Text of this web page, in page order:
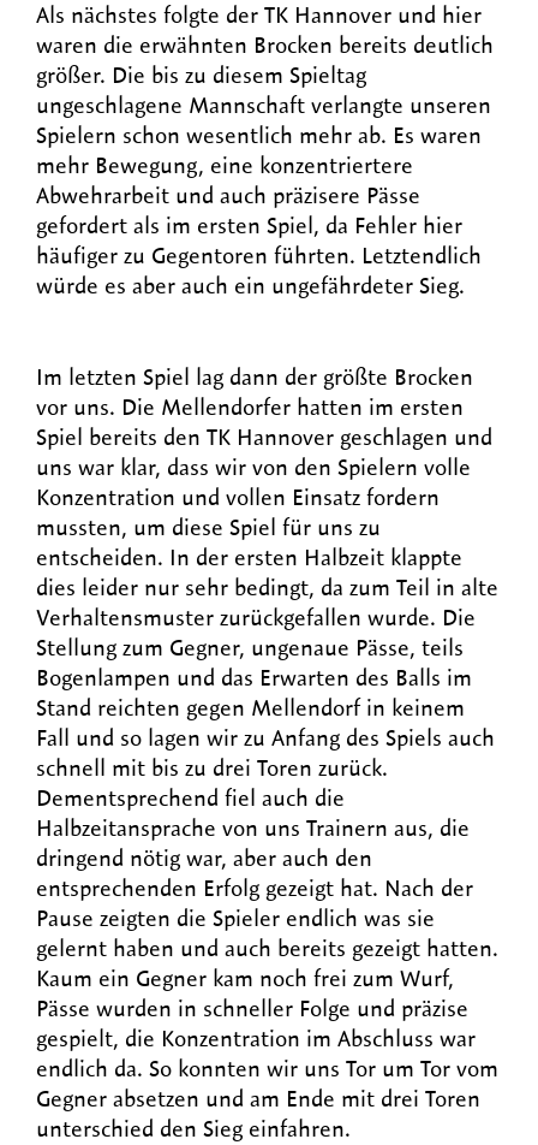
Als nächstes folgte der TK Hannover und hier
waren die erwähnten Brocken bereits deutlich
größer. Die bis zu diesem Spieltag
ungeschlagene Mannschaft verlangte unseren
Spielern schon wesentlich mehr ab. Es waren
mehr Bewegung, eine konzentriertere
Abwehrarbeit und auch präzisere Pässe
gefordert als im ersten Spiel, da Fehler hier
häufiger zu Gegentoren führten. Letztendlich
würde es aber auch ein ungefährdeter Sieg.
Im letzten Spiel lag dann der größte Brocken
vor uns. Die Mellendorfer hatten im ersten
Spiel bereits den TK Hannover geschlagen und
uns war klar, dass wir von den Spielern volle
Konzentration und vollen Einsatz fordern
mussten, um diese Spiel für uns zu
entscheiden. In der ersten Halbzeit klappte
dies leider nur sehr bedingt, da zum Teil in alte
Verhaltensmuster zurückgefallen wurde. Die
Stellung zum Gegner, ungenaue Pässe, teils
Bogenlampen und das Erwarten des Balls im
Stand reichten gegen Mellendorf in keinem
Fall und so lagen wir zu Anfang des Spiels auch
schnell mit bis zu drei Toren zurück.
Dementsprechend fiel auch die
Halbzeitansprache von uns Trainern aus, die
dringend nötig war, aber auch den
entsprechenden Erfolg gezeigt hat. Nach der
Pause zeigten die Spieler endlich was sie
gelernt haben und auch bereits gezeigt hatten.
Kaum ein Gegner kam noch frei zum Wurf,
Pässe wurden in schneller Folge und präzise
gespielt, die Konzentration im Abschluss war
endlich da. So konnten wir uns Tor um Tor vom
Gegner absetzen und am Ende mit drei Toren
unterschied den Sieg einfahren.